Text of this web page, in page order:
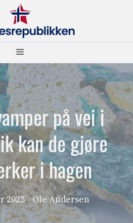
Meny
på vei i
kan de gjøre
i hagen
2025 - Ole Andersen